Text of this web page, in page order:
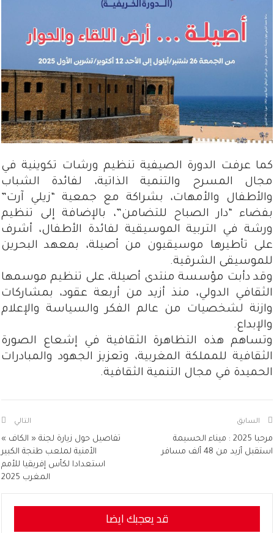
كما عرفت الدورة الصيفية تنظيم ورشات تكوينية في
مجال المسرح والتنمية الذاتية، لفائدة الشباب
والأطفال والأمهات، بشراكة مع جمعية “زيلي آرت”
بفضاء “دار الصباح للتضامن”، بالإضافة إلى تنظيم
ورشة في التربية الموسيقية لفائدة الأطفال، أشرف
على تأطيرها موسيقيون من أصيلة، بمعهد البحرين
للموسيقى الشرقية.
وقد دأبت مؤسسة منتدى أصيلة، على تنظيم موسمها
الثقافي الدولي، منذ أزيد من أربعة عقود، بمشاركات
وازنة لشخصيات من عالم الفكر والسياسة والإعلام
والإبداع.
وتساهم هذه التظاهرة الثقافية في إشعاع الصورة
الثقافية للمملكة المغربية، وتعزيز الجهود والمبادرات
الحميدة في مجال التنمية الثقافية.
السابق
مرحبا 2025 : ميناء الحسيمة
استقبل أزيد من 48 ألف مسافر
التالي
تفاصيل حول زيارة لجنة « الكاف »
الأمنية لملعب طنجة الكبير
استعدادا لكأس إفريقيا للأمم
المغرب 2025
قد يعجبك ايضا